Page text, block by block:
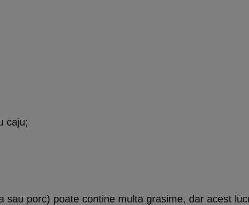
caju;
sau porc) poate contine multa grasime, dar acest